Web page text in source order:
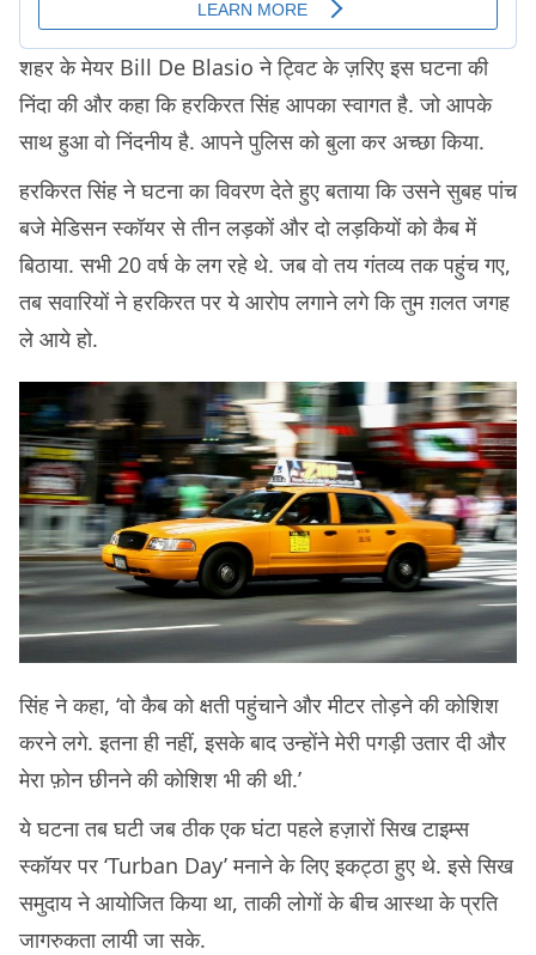
शहर के मेयर Bill De Blasio ने ट्विट के ज़रिए इस घटना की
निंदा की और कहा कि हरकिरत सिंह आपका स्वागत है. जो आपके
साथ हुआ वो निंदनीय है. आपने पुलिस को बुला कर अच्छा किया.
हरकिरत सिंह ने घटना का विवरण देते हुए बताया कि उसने सुबह पांच
बजे मेडिसन स्कॉयर से तीन लड़कों और दो लड़कियों को कैब में
बिठाया. सभी 20 वर्ष के लग रहे थे. जब वो तय गंतव्य तक पहुंच गए,
तब सवारियों ने हरकिरत पर ये आरोप लगाने लगे कि तुम ग़लत जगह
ले आये हो.
सिंह ने कहा, ‘वो कैब को क्षती पहुंचाने और मीटर तोड़ने की कोशिश
करने लगे. इतना ही नहीं, इसके बाद उन्होंने मेरी पगड़ी उतार दी और
मेरा फ़ोन छीनने की कोशिश भी की थी.’
ये घटना तब घटी जब ठीक एक घंटा पहले हज़ारों सिख टाइम्स
स्कॉयर पर ‘Turban Day’ मनाने के लिए इकट्ठा हुए थे. इसे सिख
समुदाय ने आयोजित किया था, ताकी लोगों के बीच आस्था के प्रति
जागरुकता लायी जा सके.